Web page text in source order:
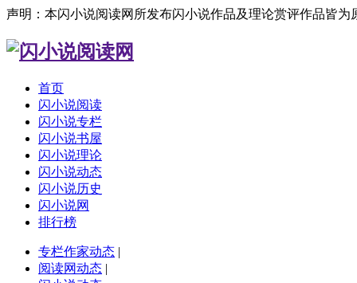
声明：本闪小说阅读网所发布闪小说作品及理论赏评作品皆
首页
闪小说阅读
闪小说专栏
闪小说书屋
闪小说理论
闪小说动态
闪小说历史
闪小说网
排行榜
专栏作家动态 |
阅读网动态 |